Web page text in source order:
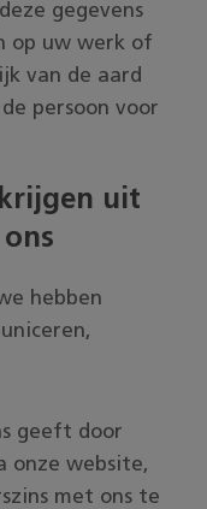
gegevens
op uw werk of
van de aard
persoon voor
uit
hebben
geeft door
onze website,
met ons te